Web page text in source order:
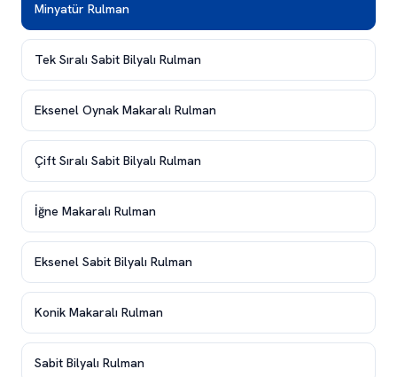
Minyatür Rulman
Tek Sıralı Sabit Bilyalı Rulman
Eksenel Oynak Makaralı Rulman
Çift Sıralı Sabit Bilyalı Rulman
İğne Makaralı Rulman
Eksenel Sabit Bilyalı Rulman
Konik Makaralı Rulman
Sabit Bilyalı Rulman